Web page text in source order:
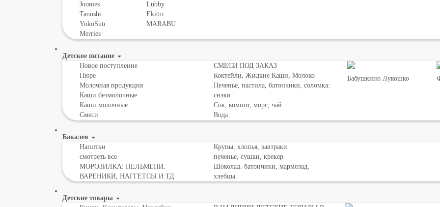
Joonies
Tanoshi
YokoSun
Merries
Lubby
Ekitto
MARABU
Детское питание
Новое поступление
Пюре
Молочная продукция
Каши безмолочные
Каши молочные
Смеси
СМЕСИ ПОД ЗАКАЗ
Коктейли, Жидкие Каши, Молоко
Печенье, пастила, батончики, соломка:
снэки
Сок, компот, морс, чай
Вода
Бабушкино Лукошко
Бакалея
Напитки
смотреть все
МОРОЗИЛКА: ПЕЛЬМЕНИ.
ВАРЕНИКИ, НАГГЕТСЫ И ТД
Крупы, хлопья, завтраки
печенье, сушки, крекер
Шоколад. батончики, мармелад,
хлебцы
Детские товары